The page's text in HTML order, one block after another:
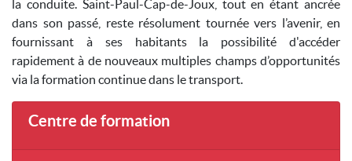
la conduite. Saint-Paul-Cap-de-Joux, tout en étant ancrée
dans son passé, reste résolument tournée vers l’avenir, en
fournissant à ses habitants la possibilité d'accéder
rapidement à de nouveaux multiples champs d’opportunités
via la formation continue dans le transport.
Centre de formation